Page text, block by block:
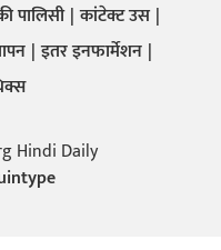
पालिसी कांटेक्ट उस
इतर इनफार्मेशन
Hindi Daily